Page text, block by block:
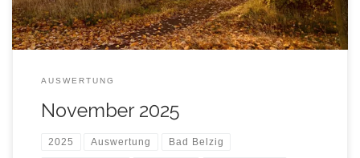
AUSWERTUNG
November 2025
2025 Auswertung Bad Belzig